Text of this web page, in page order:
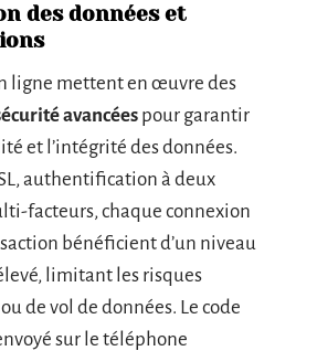
des données et
ligne mettent en œuvre des
avancées pour garantir
et l’intégrité des données.
authentification à deux
facteurs, chaque connexion
bénéficient d’un niveau
limitant les risques
de vol de données. Le code
sur le téléphone